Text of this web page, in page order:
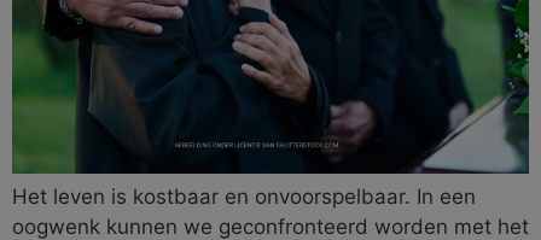
Het leven is kostbaar en onvoorspelbaar. In een
oogwenk kunnen we geconfronteerd worden met het